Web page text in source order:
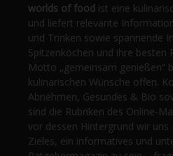
worlds of food ist eine
und liefert relevante
und Trinken sowie spannende
Spitzenköchen und ihre besten
Motto „gemeinsam genießen“
kulinarischen Wünsche offen.
Abnehmen, Gesundes & Bio
sind die Rubriken des Online-
vor dessen Hintergrund wir uns
Zieles, ein informatives und